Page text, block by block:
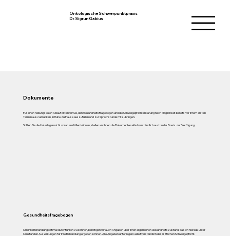
Onkologische Schwerpunktpraxis
Dr. Sigrun Gabius
Dokumente
Für einen reibungslosen Ablauf bitten wir Sie, den Gesundheitsfragebogen und die Schweigepflichterklärung nach Möglichkeit bereits vor Ihrem ersten
Termin auszudrucken, in Ruhe zu Hause auszufüllen und zur Sprechstunde mitzubringen.
Sollten Sie die Unterlagen nicht vorab ausfüllen können, stellen wir Ihnen die Dokumente selbstverständlich auch in der Praxis zur Verfügung.
Gesundheitsfragebogen
Um Ihre Behandlung optimal durchführen zu können, benötigen wir auch Angaben über Ihren allgemeinen Gesundheitszustand, da sich hieraus unter
Umständen Auswirkungen für Ihre Behandlung ergeben können. Alle Angaben unterliegen selbstverständlich der ärztlichen Schweigepflicht.